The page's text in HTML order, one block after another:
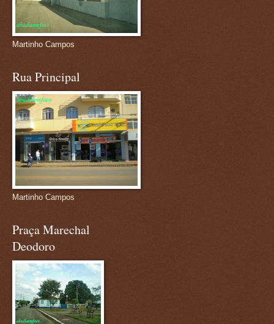
Martinho Campos
Rua Principal
Martinho Campos
Praça Marechal
Deodoro